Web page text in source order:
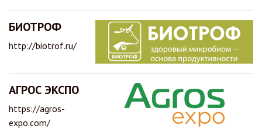
БИОТРОФ
http://biotrof.ru/
АГРОС ЭКСПО
https://agros-
expo.com/